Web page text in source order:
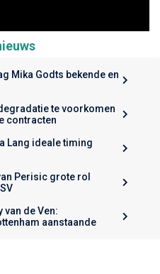
Mika Godts bekende en
te voorkomen
contracten
Lang ideale timing
Perisic grote rol
van de Ven:
aanstaande